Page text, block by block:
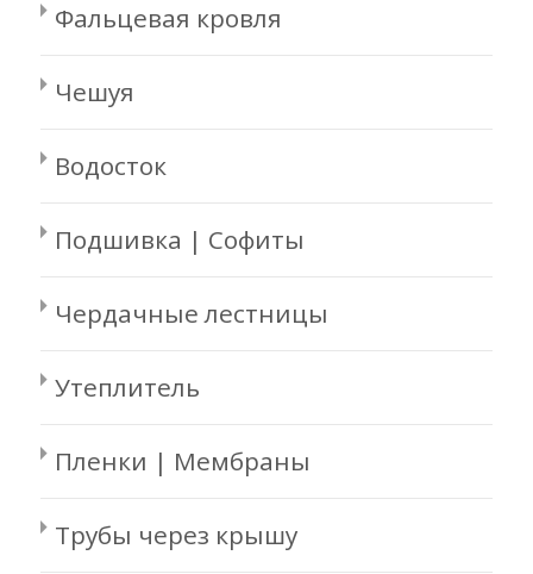
Фальцевая кровля
Чешуя
Водосток
Подшивка | Софиты
Чердачные лестницы
Утеплитель
Пленки | Мембраны
Трубы через крышу